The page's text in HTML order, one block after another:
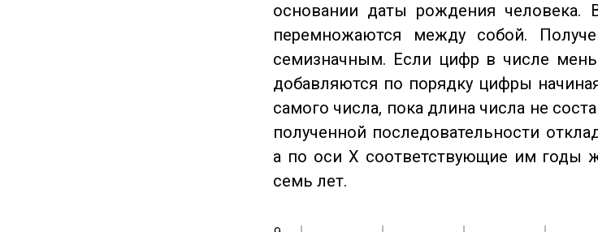
основании даты рождения
перемножаются между собой.
семизначным. Если цифр в числе
добавляются по порядку цифры
самого числа, пока длина числа не
полученной последовательности
а по оси X соответствующие им годы
семь лет.